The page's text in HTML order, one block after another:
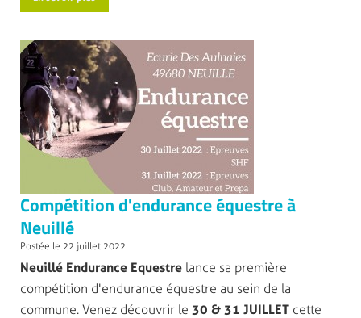
Compétition d'endurance équestre à
Neuillé
Postée le 22 juillet 2022
Neuillé Endurance Equestre lance sa première
compétition d'endurance équestre au sein de la
commune. Venez découvrir le 30 & 31 JUILLET cette